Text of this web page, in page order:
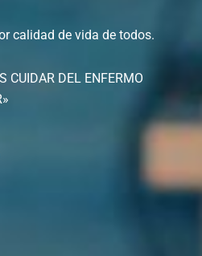
calidad de vida de todos.
CUIDAR DEL ENFERMO